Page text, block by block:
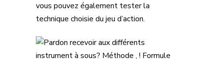
vous pouvez également tester la
technique choisie du jeu d’action.